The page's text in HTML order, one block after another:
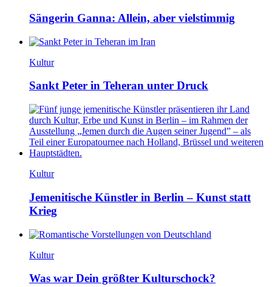
Sängerin Ganna: Allein, aber vielstimmig
Kultur
Sankt Peter in Teheran unter Druck
Kultur
Jemenitische Künstler in Berlin – Kunst statt
Krieg
Kultur
Was war Dein größter Kulturschock?